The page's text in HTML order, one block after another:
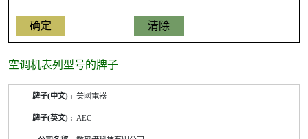
空调机表列型号的牌子
美國電器
AEC